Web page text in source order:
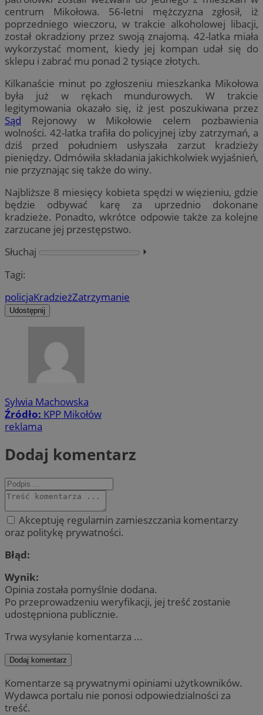
centrum Mikołowa. 56-letni mężczyzna zgłosił, iż
poprzedniego wieczoru, w trakcie alkoholowej libacji,
został okradziony przez swoją znajomą. 42-latka miała
wykorzystać moment, kiedy jej kompan udał się do
sklepu i zabrać mu ponad 2 tysiące złotych.
Kilkanaście minut po zgłoszeniu mieszkanka Mikołowa
była już w rękach mundurowych. W trakcie
legitymowania okazało się, iż jest poszukiwana przez
Sąd Rejonowy w Mikołowie celem pozbawienia
wolności. 42-latka trafiła do policyjnej izby zatrzymań, a
dziś przed południem usłyszała zarzut kradzieży
pieniędzy. Odmówiła składania jakichkolwiek wyjaśnień,
nie przyznając się także do winy.
Najbliższe 8 miesięcy kobieta spędzi w więzieniu, gdzie
będzie odbywać karę za uprzednio dokonane
kradzieże. Ponadto, wkrótce odpowie także za kolejne
zarzucane jej przestępstwo.
Słuchaj
⏵︎
Tagi:
policjaKradzieżZatrzymanie
Udostępnij
Sylwia Machowska
Źródło: KPP Mikołów
reklama
Dodaj komentarz
Akceptuję regulamin zamieszczania komentarzy
oraz politykę prywatności.
Błąd:
Wynik:
Opinia została pomyślnie dodana.
Po przeprowadzeniu weryfikacji, jej treść zostanie
udostępniona publicznie.
Trwa wysyłanie komentarza ...
Dodaj komentarz
Komentarze są prywatnymi opiniami użytkowników.
Wydawca portalu nie ponosi odpowiedzialności za
treść.